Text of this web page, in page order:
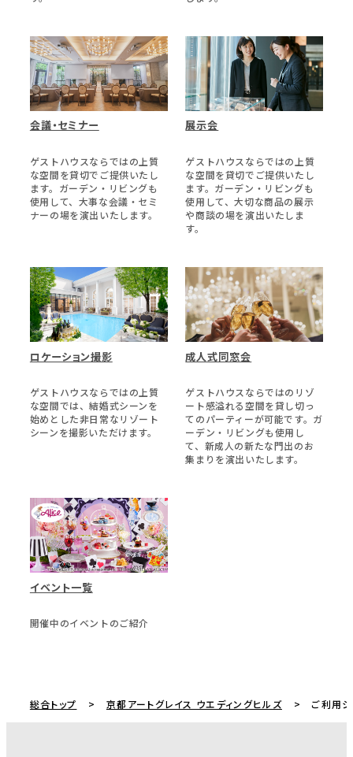
会議・セミナー
ゲストハウスならではの上質
な空間を貸切でご提供いたし
ます。ガーデン・リビングも
使用して、大事な会議・セミ
ナーの場を演出いたします。
展示会
ゲストハウスならではの上質
な空間を貸切でご提供いたし
ます。ガーデン・リビングも
使用して、大切な商品の展示
や商談の場を演出いたしま
す。
ロケーション撮影
ゲストハウスならではの上質
な空間では、結婚式シーンを
始めとした非日常なリゾート
シーンを撮影いただけます。
成人式同窓会
ゲストハウスならではのリゾ
ート感溢れる空間を貸し切っ
てのパーティーが可能です。ガ
ーデン・リビングも使用し
て、新成人の新たな門出のお
集まりを演出いたします。
イベント一覧
開催中のイベントのご紹介
総合トップ 京都アートグレイス ウエディングヒルズ ご利用